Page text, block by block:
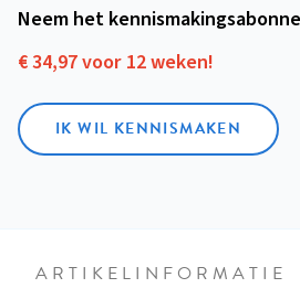
Neem het
€ 34,97 voor 12 weken!
IK WIL KENNISMAKEN
ARTIKELINFORMATIE